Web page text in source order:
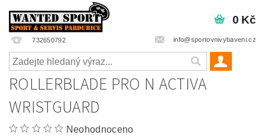
732650792 info@sportovnivybaveni.cz
0 Kč
ROLLERBLADE PRO N ACTIVA
WRISTGUARD
Neohodnoceno